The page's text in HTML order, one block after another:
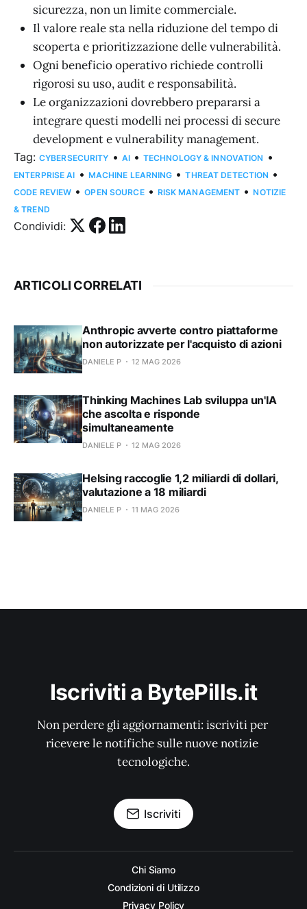
sicurezza, non un limite commerciale.
Il valore reale sta nella riduzione del tempo di
scoperta e prioritizzazione delle vulnerabilità.
Ogni beneficio operativo richiede controlli
rigorosi su uso, audit e responsabilità.
Le organizzazioni dovrebbero prepararsi a
integrare questi modelli nei processi di secure
development e vulnerability management.
Tag: CYBERSECURITY • AI • TECHNOLOGY & INNOVATION •
ENTERPRISE AI • MACHINE LEARNING • THREAT DETECTION •
CODE REVIEW • OPEN SOURCE • RISK MANAGEMENT • NOTIZIE
& TREND
Condividi:
ARTICOLI CORRELATI
Anthropic avverte contro piattaforme
non autorizzate per l'acquisto di azioni
DANIELE P 12 MAG 2026
Thinking Machines Lab sviluppa un'IA
che ascolta e risponde
simultaneamente
DANIELE P 12 MAG 2026
Helsing raccoglie 1,2 miliardi di dollari,
valutazione a 18 miliardi
DANIELE P 11 MAG 2026
Iscriviti a BytePills.it
Non perdere gli aggiornamenti: iscriviti per
ricevere le notifiche sulle nuove notizie
tecnologiche.
Iscriviti
Chi Siamo
Condizioni di Utilizzo
Privacy Policy